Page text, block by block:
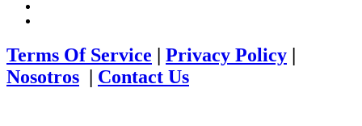
Terms Of Service | Privacy Policy |
Nosotros | Contact Us